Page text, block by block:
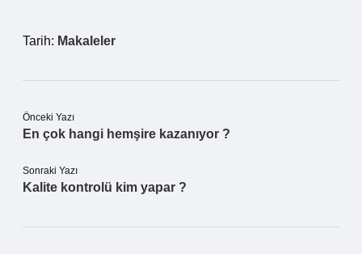
Tarih: Makaleler
Önceki Yazı
En çok hangi hemşire kazanıyor ?
Sonraki Yazı
Kalite kontrolü kim yapar ?